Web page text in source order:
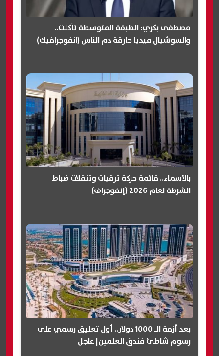
مصطفى بكري: الطبقة المتوسطة تآكلت..
والسوشيال ميديا حارقة دم الناس (انفوجرافيك)
بالأسماء.. قائمة حركة ترقيات وتنقلات ضباط
الشرطة لعام 2026 (إنفوجراف)
بعد أزمة الـ 1000 دولار.. أول تعليق رسمي على
رسوم شاطئ فندق العلمين| عاجل